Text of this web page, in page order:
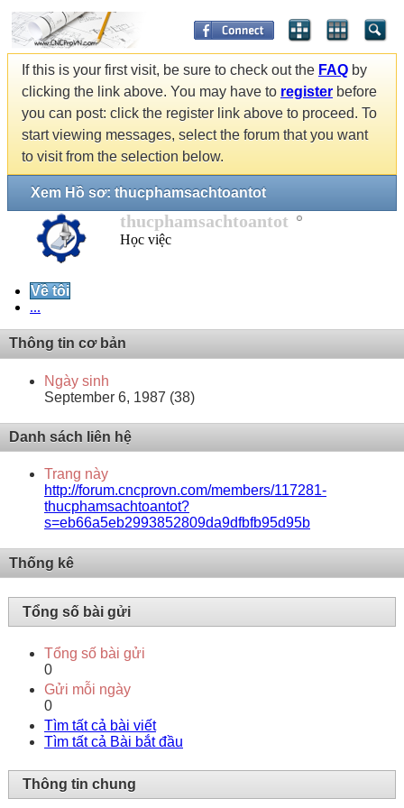
If this is your first visit, be sure to check out the FAQ by
clicking the link above. You may have to register before
you can post: click the register link above to proceed. To
start viewing messages, select the forum that you want
to visit from the selection below.
Xem Hồ sơ: thucphamsachtoantot
thucphamsachtoantot
Học việc
Về tôi
...
Thông tin cơ bản
Ngày sinh
September 6, 1987 (38)
Danh sách liên hệ
Trang này
http://forum.cncprovn.com/members/117281-
thucphamsachtoantot?
s=eb66a5eb2993852809da9dfbfb95d95b
Thống kê
Tổng số bài gửi
Tổng số bài gửi
0
Gửi mỗi ngày
0
Tìm tất cả bài viết
Tìm tất cả Bài bắt đầu
Thông tin chung